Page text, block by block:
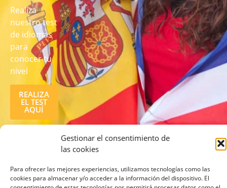
Gestionar el consentimiento de
las cookies
Para ofrecer las mejores experiencias, utilizamos tecnologías como las
cookies para almacenar y/o acceder a la información del dispositivo. El
Realiza
nuestro test
de idiomas
para
conocer tu
nivel
REALIZA
EL TEST
AQUÍ